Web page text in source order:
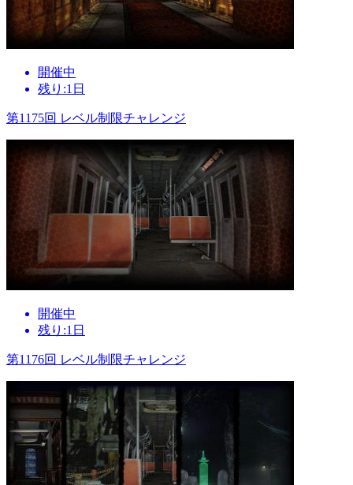
開催中
残り:1日
第1175回 レベル制限チャレンジ
開催中
残り:1日
第1176回 レベル制限チャレンジ